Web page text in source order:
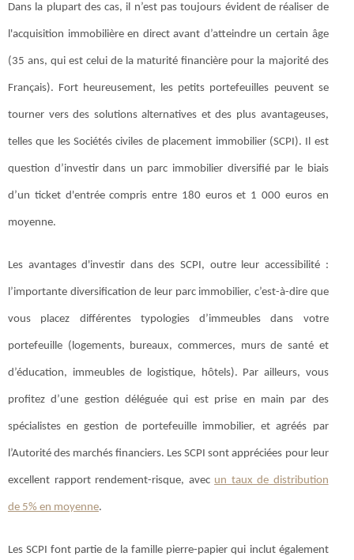
Dans la plupart des cas, il n’est pas toujours évident de réaliser de
l'acquisition immobilière en direct avant d’atteindre un certain âge
(35 ans, qui est celui de la maturité financière pour la majorité des
Français). Fort heureusement, les petits portefeuilles peuvent se
tourner vers des solutions alternatives et des plus avantageuses,
telles que les Sociétés civiles de placement immobilier (SCPI). Il est
question d’investir dans un parc immobilier diversifié par le biais
d’un ticket d'entrée compris entre 180 euros et 1 000 euros en
moyenne.
Les avantages d'investir dans des SCPI, outre leur accessibilité :
l’importante diversification de leur parc immobilier, c’est-à-dire que
vous placez différentes typologies d’immeubles dans votre
portefeuille (logements, bureaux, commerces, murs de santé et
d’éducation, immeubles de logistique, hôtels). Par ailleurs, vous
profitez d’une gestion déléguée qui est prise en main par des
spécialistes en gestion de portefeuille immobilier, et agréés par
l’Autorité des marchés financiers. Les SCPI sont appréciées pour leur
excellent rapport rendement-risque, avec un taux de distribution
de 5% en moyenne.
Les SCPI font partie de la famille pierre-papier qui inclut également